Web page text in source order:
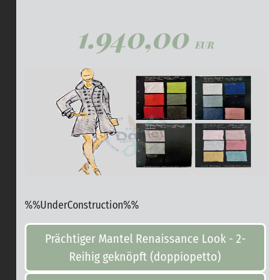
1.940,00EUR
%%UnderConstruction%%
Prächtiger Mantel Renaissance Look - 2-
Reihig geknöpft (doppiopetto)